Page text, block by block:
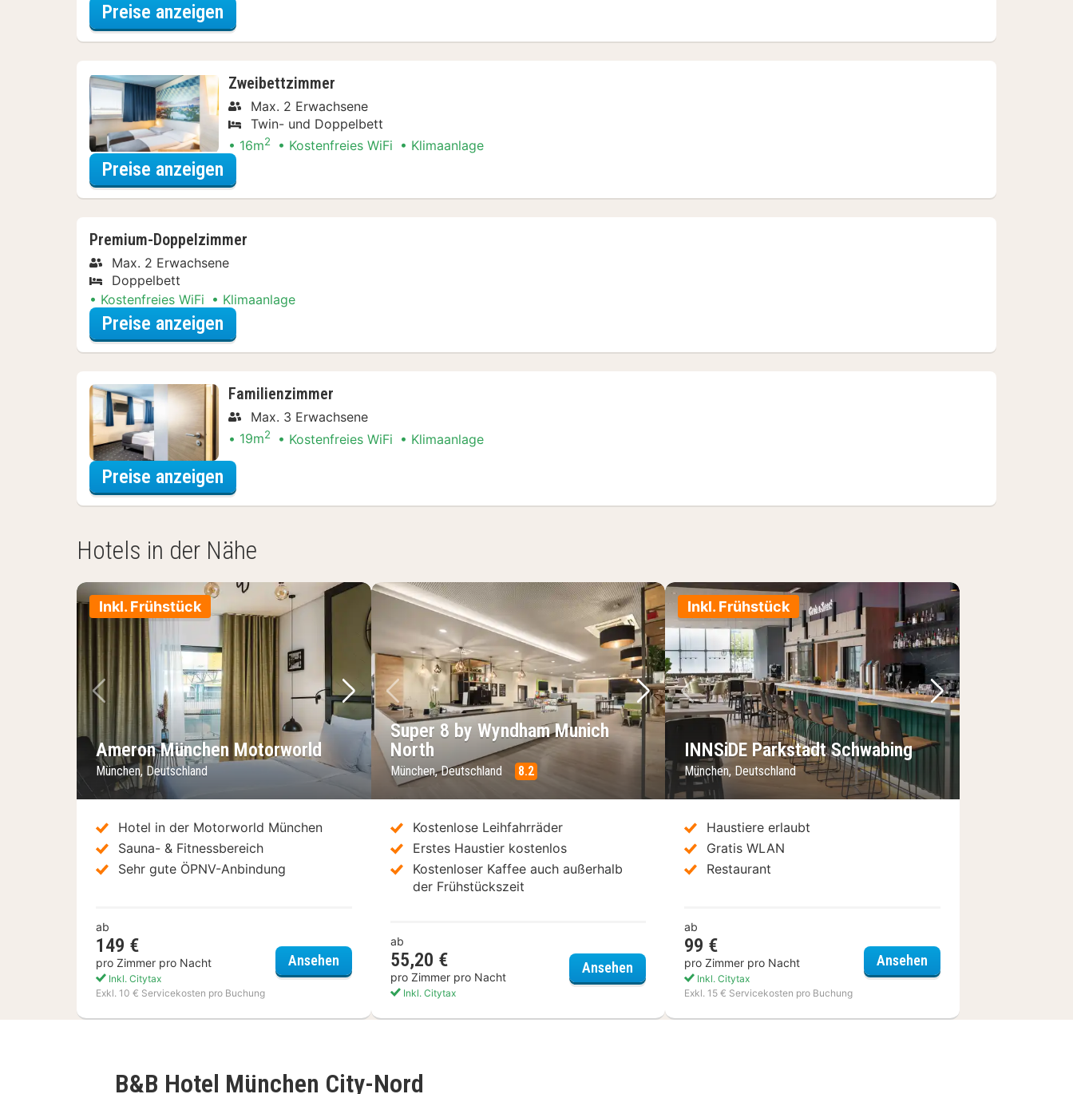
Preise anzeigen
Zweibettzimmer
Max. 2 Erwachsene
Twin- und Doppelbett
16m2 Kostenfreies WiFi Klimaanlage
Preise anzeigen
Premium-Doppelzimmer
Max. 2 Erwachsene
Doppelbett
Kostenfreies WiFi
Klimaanlage
Preise anzeigen
Familienzimmer
Max. 3 Erwachsene
19m2 Kostenfreies WiFi Klimaanlage
Preise anzeigen
Hotels in der Nähe
Inkl. Frühstück
Vorheriges Bild
Nächstes Bild
Ameron München Motorworld
München, Deutschland
Hotel in der Motorworld München
Sauna- & Fitnessbereich
Sehr gute ÖPNV-Anbindung
ab
149 €
pro Zimmer pro Nacht
Inkl. Citytax
Exkl. 10 € Servicekosten pro Buchung
AnsehenAmeron München Motorworld
Vorheriges Bild
Nächstes Bild
Super 8 by Wyndham Munich
North
München, Deutschland 8.2
Kostenlose Leihfahrräder
Erstes Haustier kostenlos
Kostenloser Kaffee auch außerhalb
der Frühstückszeit
ab
55,20 €
pro Zimmer pro Nacht
Inkl. Citytax
Ansehen Super 8 by Wyndham Munich North
Inkl. Frühstück
Vorheriges Bild
Nächstes Bild
INNSiDE Parkstadt Schwabing
München, Deutschland
Haustiere erlaubt
Gratis WLAN
Restaurant
ab
99 €
pro Zimmer pro Nacht
Inkl. Citytax
Exkl. 15 € Servicekosten pro Buchung
AnsehenINNSiDE Parkstadt
B&B Hotel München City-Nord